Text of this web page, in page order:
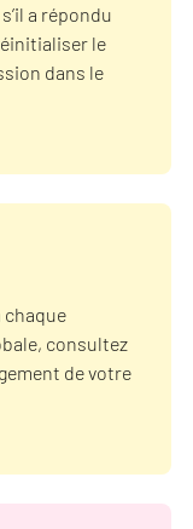
a répondu
le
dans le
chaque
consultez
de votre